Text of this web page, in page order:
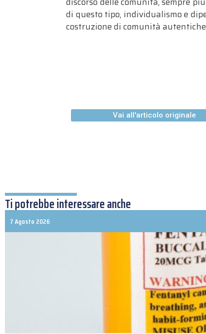
di questo tipo, individualismo e
costruzione di comunità
Vai all'articolo originale
Ti potrebbe interessare anche
7 Agosto 2026